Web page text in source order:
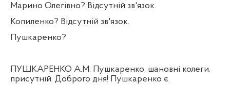
Марино Олегівно? Відсутній зв'язок.
Копиленко? Відсутній зв'язок.
Пушкаренко?
ПУШКАРЕНКО А.М. Пушкаренко, шановні колеги,
присутній. Доброго дня! Пушкаренко є.